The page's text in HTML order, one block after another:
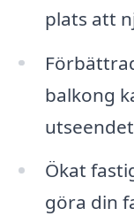
plats att
balkong
Ökat
göra din